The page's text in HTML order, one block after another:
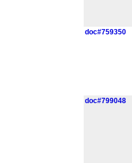
doc#759350
doc#799048